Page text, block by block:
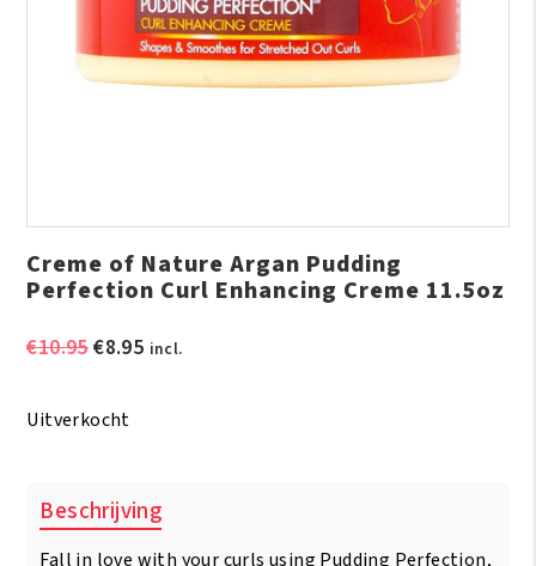
Creme of Nature Argan Pudding
Perfection Curl Enhancing Creme 11.5oz
€10.95Oorspronkelijke
€10.95.
€8.95Huidige
incl.
Uitverkocht
Beschrijving
Fall in love with your curls using Pudding Perfection,